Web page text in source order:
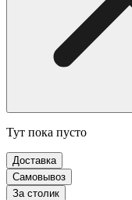
Тут пока пусто
Доставка
Самовывоз
За столик